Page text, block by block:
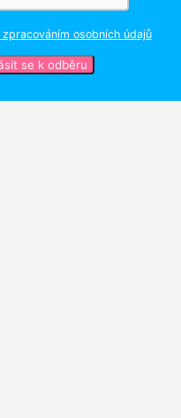
zpracováním osobních údajů